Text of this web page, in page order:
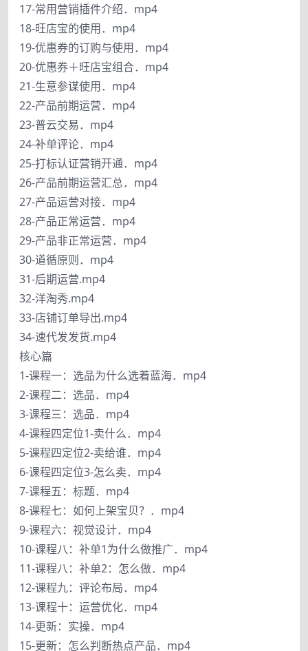
17-常用营销插件介绍．mp4
18-旺店宝的使用．mp4
19-优惠券的订购与使用．mp4
20-优惠券＋旺店宝组合．mp4
21-生意参谋使用．mp4
22-产品前期运营．mp4
23-普云交易．mp4
24-补单评论．mp4
25-打标认证营销开通．mp4
26-产品前期运营汇总．mp4
27-产品运营对接．mp4
28-产品正常运营．mp4
29-产品非正常运营．mp4
30-道循原则．mp4
31-后期运营.mp4
32-洋淘秀.mp4
33-店铺订单导出.mp4
34-速代发发货.mp4
核心篇
1-课程一：选品为什么选着蓝海．mp4
2-课程二：选品．mp4
3-课程三：选品．mp4
4-课程四定位1-卖什么．mp4
5-课程四定位2-卖给谁．mp4
6-课程四定位3-怎么卖．mp4
7-课程五：标题．mp4
8-课程七：如何上架宝贝？．mp4
9-课程六：视觉设计．mp4
10-课程八：补单1为什么做推广．mp4
11-课程八：补单2：怎么做．mp4
12-课程九：评论布局．mp4
13-课程十：运营优化．mp4
14-更新：实操．mp4
15-更新：怎么判断热点产品．mp4